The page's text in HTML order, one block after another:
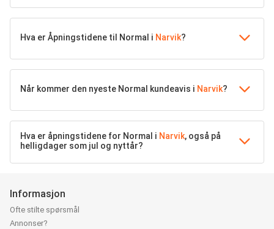
Hva er Åpningstidene til Normal i Narvik?
Når kommer den nyeste Normal kundeavis i Narvik?
Hva er åpningstidene for Normal i Narvik, også på
helligdager som jul og nyttår?
Informasjon
Ofte stilte spørsmål
Annonser?